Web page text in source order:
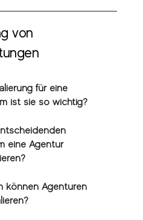
von
für eine
ist sie so wichtig?
eine Agentur
können Agenturen